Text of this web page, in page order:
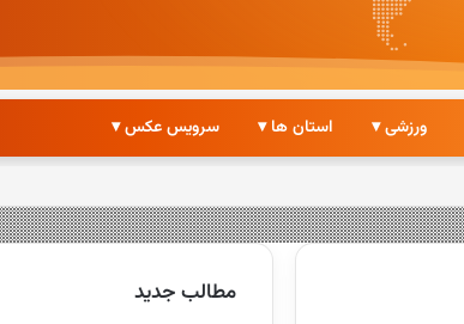
ورزشی ▾ استان ها ▾ سرویس عکس ▾
مطالب جدید